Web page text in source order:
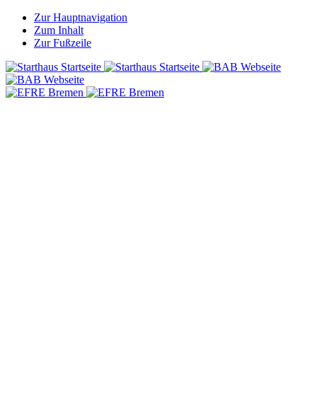
Zur Hauptnavigation
Zum Inhalt
Zur Fußzeile